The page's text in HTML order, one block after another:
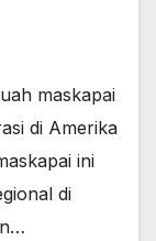
maskapai
di Amerika
ini
di